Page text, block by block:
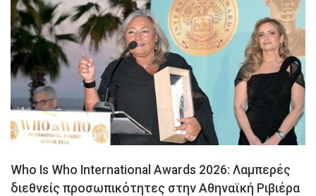
Who Is Who International Awards 2026: Λαμπερές
διεθνείς προσωπικότητες στην Αθηναϊκή Ριβιέρα